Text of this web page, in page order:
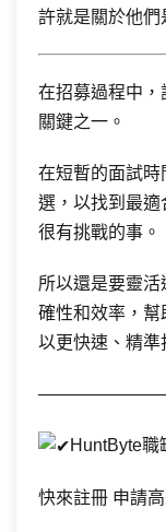
許就是關於他們
在招募過程中
關鍵之一。
在短暫的面試時
選，以找到最
很有挑戰的事。
所以還是要靈
確性和效率，
以更快速、精準
HuntByte職
快來註冊 申請